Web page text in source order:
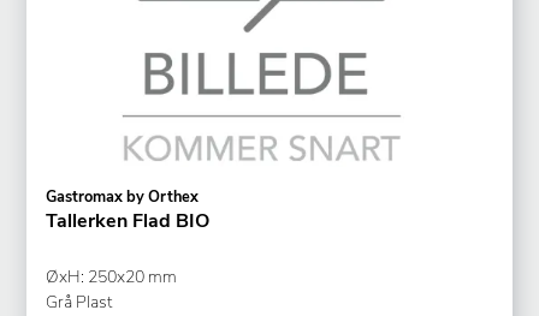
Gastromax by Orthex
Tallerken Flad BIO
ØxH: 250x20 mm
Grå Plast